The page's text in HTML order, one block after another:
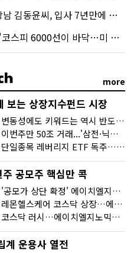
씨, 입사 7년만에 한투증권 임원 승진
선이 바닥…미 금리 안정 후 추가 회복"
more
보는 상장지수펀드 시장
변동성에도 키워드는 역시 반도체…신상품은 우주·방산
이번주만 50조 거래...'삼전·닉스 레버리지' 수익률은 -30%
단일종목 레버리지 ETF 독주…'증시 블랙홀'
공모주 핵심만 콕
'공모가 상단 확정' 에이치엘지노믹스 청약
레몬헬스케어 코스닥 상장…에이치엘지노믹스 수요예측
코스닥 러시…에이치엘지노믹스 수요예측·레메디 청약
계 운용사 열전